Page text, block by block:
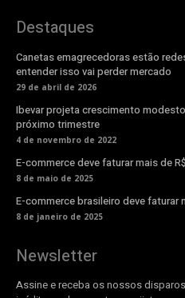
Destaques
Canetas emagrecedoras estão
entender isso vai perder mercado
29 de abril de 2026
Ibevar projeta crescimento
próximo trimestre
4 de novembro de 2022
E-commerce deve faturar mais de
8 de maio de 2025
E-commerce brasileiro deve faturar
8 de janeiro de 2025
Newsletter
Assine e receba os nossos